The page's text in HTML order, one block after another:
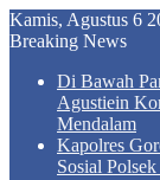
Kamis, Agustus 6
Breaking News
Di Bawah
Agustiein
Mendalam
Kapolres
Sosial